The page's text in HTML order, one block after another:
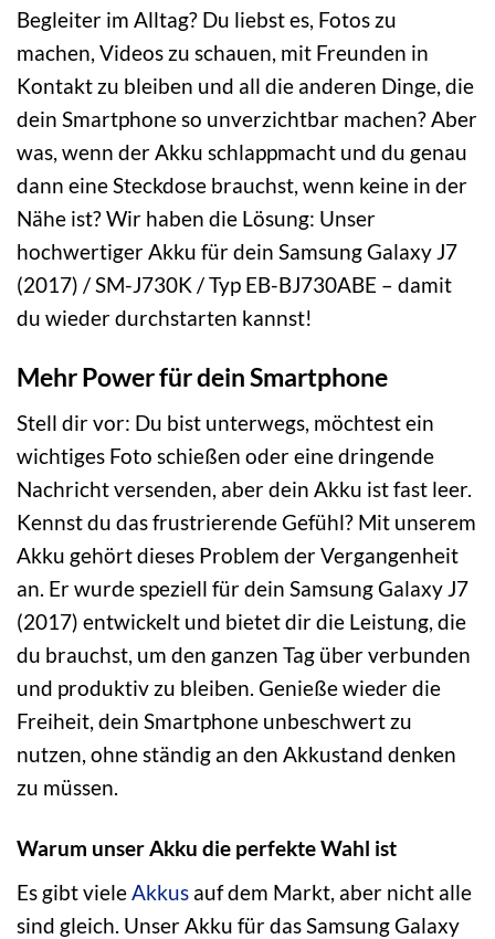
Begleiter im Alltag? Du liebst es, Fotos zu
machen, Videos zu schauen, mit Freunden in
Kontakt zu bleiben und all die anderen Dinge, die
dein Smartphone so unverzichtbar machen? Aber
was, wenn der Akku schlappmacht und du genau
dann eine Steckdose brauchst, wenn keine in der
Nähe ist? Wir haben die Lösung: Unser
hochwertiger Akku für dein Samsung Galaxy J7
(2017) / SM-J730K / Typ EB-BJ730ABE – damit
du wieder durchstarten kannst!
Mehr Power für dein Smartphone
Stell dir vor: Du bist unterwegs, möchtest ein
wichtiges Foto schießen oder eine dringende
Nachricht versenden, aber dein Akku ist fast leer.
Kennst du das frustrierende Gefühl? Mit unserem
Akku gehört dieses Problem der Vergangenheit
an. Er wurde speziell für dein Samsung Galaxy J7
(2017) entwickelt und bietet dir die Leistung, die
du brauchst, um den ganzen Tag über verbunden
und produktiv zu bleiben. Genieße wieder die
Freiheit, dein Smartphone unbeschwert zu
nutzen, ohne ständig an den Akkustand denken
zu müssen.
Warum unser Akku die perfekte Wahl ist
Es gibt viele Akkus auf dem Markt, aber nicht alle
sind gleich. Unser Akku für das Samsung Galaxy